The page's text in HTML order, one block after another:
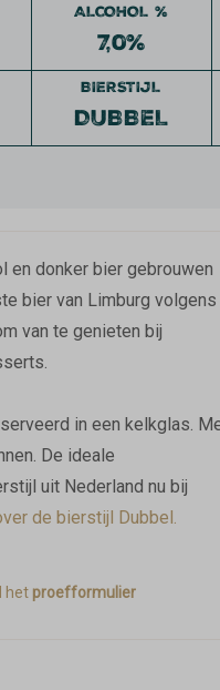
ALCOHOL %
7,0%
BIERSTIJL
DUBBEL
en donker bier gebrouwen
bier van Limburg volgens
van te genieten bij
in een kelkglas.
De ideale
uit Nederland nu bij
de bierstijl Dubbel.
het proefformulier